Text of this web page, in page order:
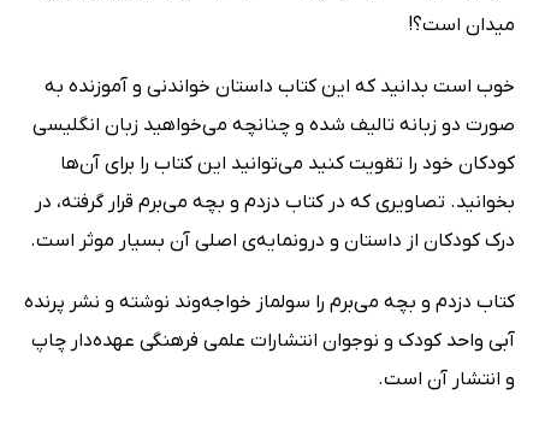
میدان است؟!
خوب است بدانید که این کتاب داستان خواندنی و آموزنده به
صورت دو زبانه تالیف شده و چنانچه می‌خواهید زبان انگلیسی
کودکان خود را تقویت کنید می‌توانید این کتاب را برای آن‌ها
بخوانید. تصاویری که در کتاب دزدم و بچه می‌برم قرار گرفته،‌ در
درک کودکان از داستان و درونمایه‌ی اصلی آن بسیار موثر است.
کتاب دزدم و بچه می‌برم را سولماز خواجه‌وند نوشته و نشر پرنده‌
آبی واحد کودک و نوجوان انتشارات علمی فرهنگی عهده‌دار چاپ
و انتشار آن است.